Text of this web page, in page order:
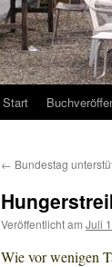
Start
← Bundestag
Veröffentlicht am Juli
Wie vor wenigen